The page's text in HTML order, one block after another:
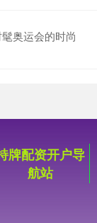
奥运会的时尚
牌配资开户导
航站